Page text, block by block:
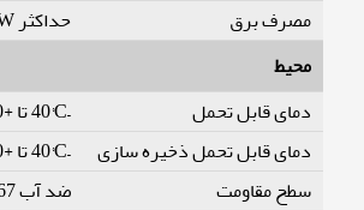
مصرف برق
حداکثر 4.2W (12 ولت DC, وارم لایت on)
محیط
دمای قابل تحمل
–40°C تا +60°C (–40°F تا 140°F) ; < 95% (non-condensation)
دمای قابل تحمل ذخیره سازی
–40°C تا +60°C (–40°F تا 140°F) ; < 95% (non-condensation)
سطح مقاومت
ضد آب IP67